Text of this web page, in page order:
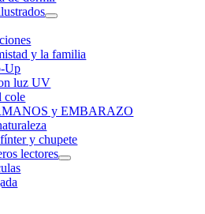
y la familia
Up
luz UV
cole
y EMBARAZO
y chupete
lectores